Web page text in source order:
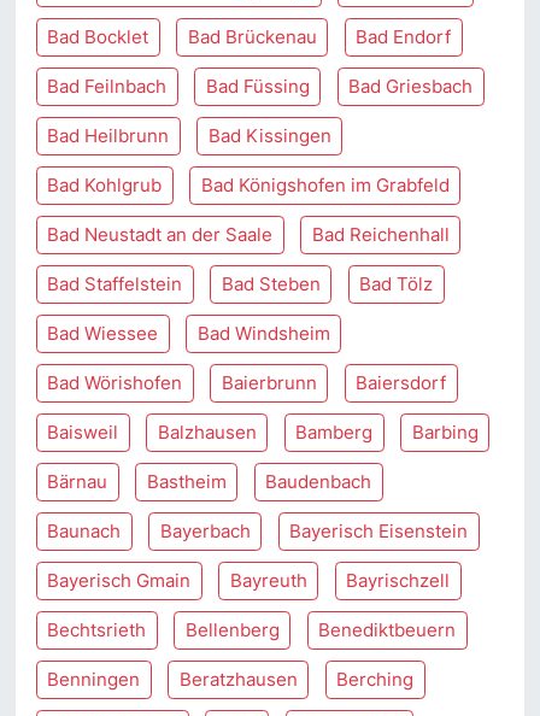
Bad Bocklet Bad Brückenau Bad Endorf
Bad Feilnbach Bad Füssing Bad Griesbach
Bad Heilbrunn Bad Kissingen
Bad Kohlgrub Bad Königshofen im Grabfeld
Bad Neustadt an der Saale Bad Reichenhall
Bad Staffelstein Bad Steben Bad Tölz
Bad Wiessee Bad Windsheim
Bad Wörishofen Baierbrunn Baiersdorf
Baisweil Balzhausen Bamberg Barbing
Bärnau Bastheim Baudenbach
Baunach Bayerbach Bayerisch Eisenstein
Bayerisch Gmain Bayreuth Bayrischzell
Bechtsrieth Bellenberg Benediktbeuern
Benningen Beratzhausen Berching